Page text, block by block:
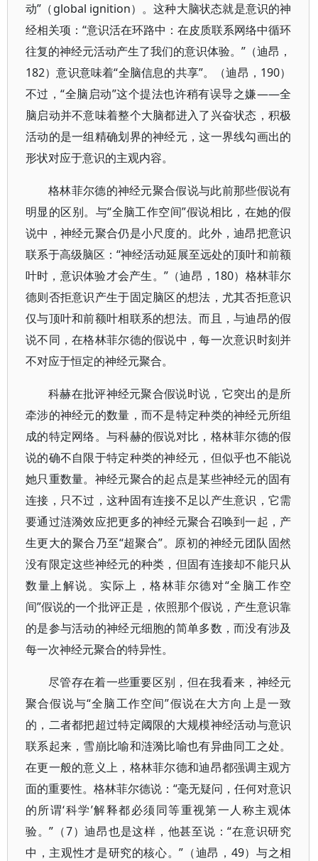
动”（global ignition）。这种大脑状态就是意识的神
经相关项：“意识活在环路中：在皮质联系网络中循环
往复的神经元活动产生了我们的意识体验。”（迪昂，
182）意识意味着“全脑信息的共享”。（迪昂，190）
不过，“全脑启动”这个提法也许稍有误导之嫌——全
脑启动并不意味着整个大脑都进入了兴奋状态，积极
活动的是一组精确划界的神经元，这一界线勾画出的
形状对应于意识的主观内容。
格林菲尔德的神经元聚合假说与此前那些假说有
明显的区别。与“全脑工作空间”假说相比，在她的假
说中，神经元聚合仍是小尺度的。此外，迪昂把意识
联系于高级脑区：“神经活动延展至远处的顶叶和前额
叶时，意识体验才会产生。”（迪昂，180）格林菲尔
德则否拒意识产生于固定脑区的想法，尤其否拒意识
仅与顶叶和前额叶相联系的想法。而且，与迪昂的假
说不同，在格林菲尔德的假说中，每一次意识时刻并
不对应于恒定的神经元聚合。
科赫在批评神经元聚合假说时说，它突出的是所
牵涉的神经元的数量，而不是特定种类的神经元所组
成的特定网络。与科赫的假说对比，格林菲尔德的假
说的确不自限于特定种类的神经元，但似乎也不能说
她只重数量。神经元聚合的起点是某些神经元的固有
连接，只不过，这种固有连接不足以产生意识，它需
要通过涟漪效应把更多的神经元聚合召唤到一起，产
生更大的聚合乃至“超聚合”。原初的神经元团队固然
没有限定这些神经元的种类，但固有连接却不能只从
数量上解说。实际上，格林菲尔德对“全脑工作空
间”假说的一个批评正是，依照那个假说，产生意识靠
的是参与活动的神经元细胞的简单多数，而没有涉及
每一次神经元聚合的特异性。
尽管存在着一些重要区别，但在我看来，神经元
聚合假说与“全脑工作空间”假说在大方向上是一致
的，二者都把超过特定阈限的大规模神经活动与意识
联系起来，雪崩比喻和涟漪比喻也有异曲同工之处。
在更一般的意义上，格林菲尔德和迪昂都强调主观方
面的重要性。格林菲尔德说：“毫无疑问，任何对意识
的所谓‘科学’解释都必须同等重视第一人称主观体
验。”（7）迪昂也是这样，他甚至说：“在意识研究
中，主观性才是研究的核心。”（迪昂，49）与之相